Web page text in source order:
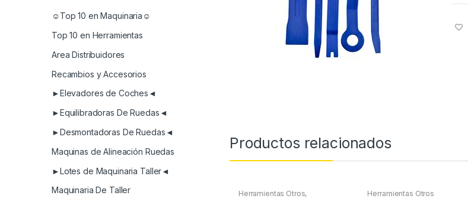
Productos relacionados
Herramientas Otros,
Herramientas Otros
☺Top 10 en Maquinaria☺
Top 10 en Herramientas
Area Distribuidores
Recambios y Accesorios
►Elevadores de Coches◄
►Equilibradoras De Ruedas◄
►Desmontadoras De Ruedas◄
Maquinas de Alineación Ruedas
►Lotes de Maquinaria Taller◄
Maquinaria De Taller